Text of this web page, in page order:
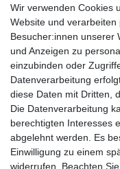
Partner
Wir verwenden Cookies
Website und
Besucher:innen unserer
und Anzeigen zu
einzubinden oder
Datenverarbeitung
diese Daten mit Dritten,
Die Datenverarbeitung
berechtigten Interesses
abgelehnt werden. Es
Einwilligung zu einem
widerrufen. Beachten